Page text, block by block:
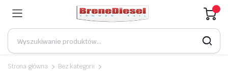
Strona główna
Bez kategorii